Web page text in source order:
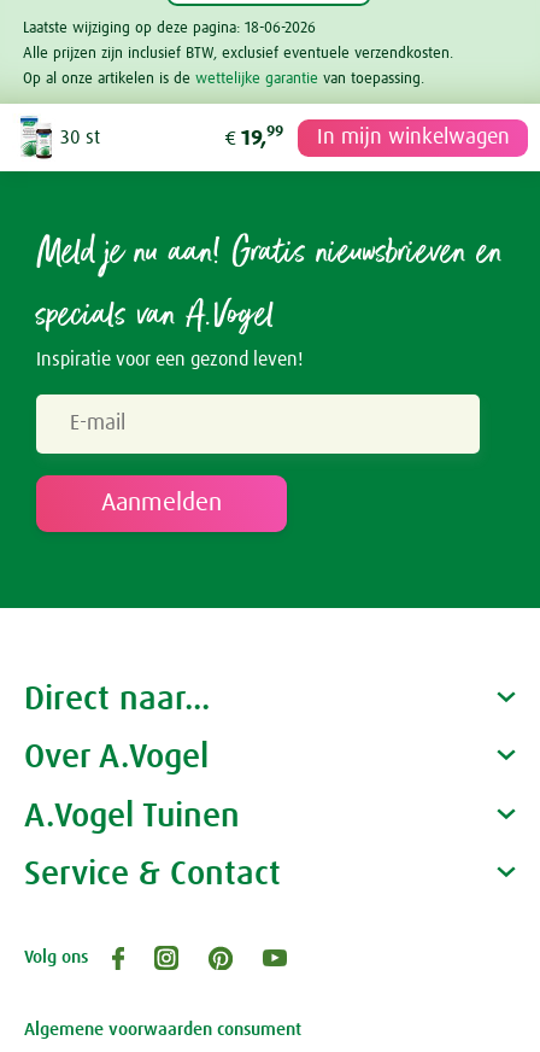
Laatste wijziging op deze pagina: 18-06-2026
Alle prijzen zijn inclusief BTW, exclusief eventuele verzendkosten.
Op al onze artikelen is de wettelijke garantie van toepassing.
30 st € 19,99 In mijn winkelwagen
Meld je nu aan! Gratis nieuwsbrieven en
specials van A.Vogel
Inspiratie voor een gezond leven!
Direct naar...
Producten
Gezondheidscoaches
Over A.Vogel
Alfred Vogel
Waarom A.Vogel kiezen
A.Vogel Tuinen
Over A.Vogel tuinen
Openingstijden, route en adres
Service & Contact
Klantenservice webwinkel
Review-richtlijnen
Volg ons
Algemene voorwaarden consument